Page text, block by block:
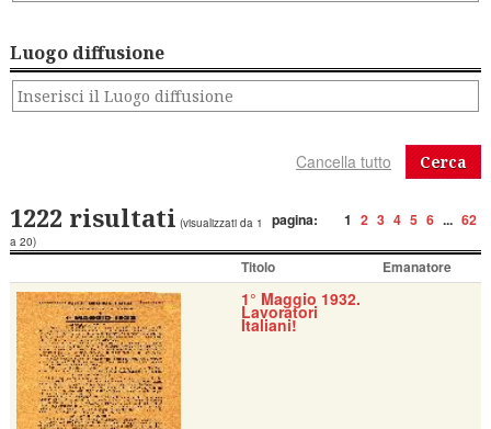
Luogo diffusione
Cerca
pagina: 1 2 3 4 5 6 ... 62
1222 risultati (visualizzati da 1
a 20)
Titolo Emanatore
1° Maggio 1932.
Lavoratori
Italiani!